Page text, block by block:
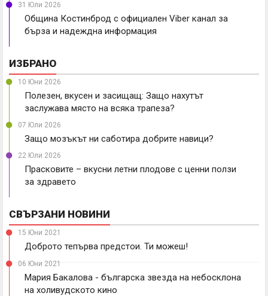
31 Юли 2026
Община Костинброд с официален Viber канал за
бърза и надеждна информация
ИЗБРАНО
10 Юни 2026
Полезен, вкусен и засищащ: Защо нахутът
заслужава място на всяка трапеза?
07 Юли 2026
Защо мозъкът ни саботира добрите навици?
22 Юли 2026
Прасковите – вкусни летни плодове с ценни ползи
за здравето
СВЪРЗАНИ НОВИНИ
15 Юни 2021
Доброто тепърва предстои. Ти можеш!
06 Юни 2021
Мария Бакалова - българска звезда на небосклона
на холивудското кино